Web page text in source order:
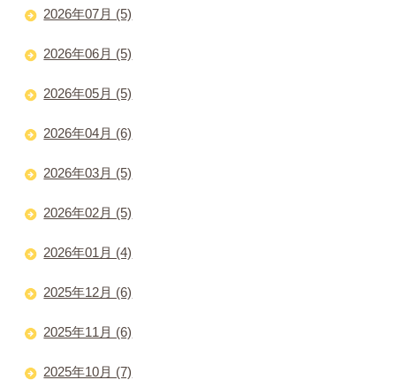
2026年07月 (5)
2026年06月 (5)
2026年05月 (5)
2026年04月 (6)
2026年03月 (5)
2026年02月 (5)
2026年01月 (4)
2025年12月 (6)
2025年11月 (6)
2025年10月 (7)